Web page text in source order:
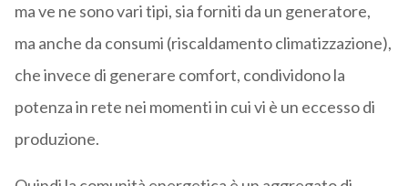
ma ve ne sono vari tipi, sia forniti da un generatore,
ma anche da consumi (riscaldamento climatizzazione),
che invece di generare comfort, condividono la
potenza in rete nei momenti in cui vi è un eccesso di
produzione.